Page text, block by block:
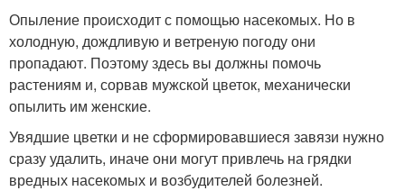
Опыление происходит с помощью насекомых. Но в
холодную, дождливую и ветреную погоду они
пропадают. Поэтому здесь вы должны помочь
растениям и, сорвав мужской цветок, механически
опылить им женские.
Увядшие цветки и не сформировавшиеся завязи нужно
сразу удалить, иначе они могут привлечь на грядки
вредных насекомых и возбудителей болезней.